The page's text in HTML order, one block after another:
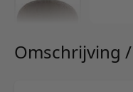
Omschrijving /